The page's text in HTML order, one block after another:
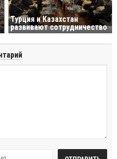
Турция и Казахстан
развивают сотрудничество